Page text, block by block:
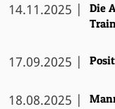
14.11.2025 |
Die
17.09.2025 |
18.08.2025 |